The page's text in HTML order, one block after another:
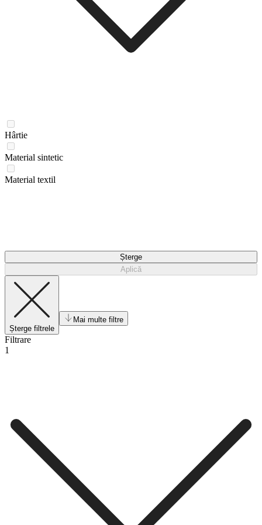
Hârtie
Material sintetic
Material textil
Șterge
Aplică
Șterge filtrele
Mai multe filtre
Filtrare
1